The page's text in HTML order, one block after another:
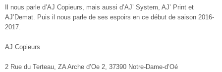
Il nous parle d’AJ Copieurs, mais aussi d’AJ’ System, AJ’ Print et
AJ’Demat. Puis il nous parle de ses espoirs en ce début de saison 2016-
2017.
AJ Copieurs
2 Rue du Terteau, ZA Arche d’Oe 2, 37390 Notre-Dame-d’Oé